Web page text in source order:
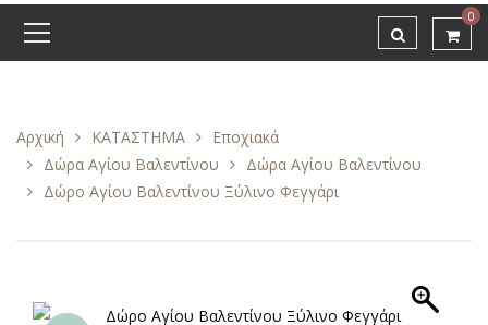
0
Αρχική ΚΑΤΑΣΤΗΜΑ
Εποχιακά
Δώρα Αγίου Βαλεντίνου
Δώρα Αγίου Βαλεντίνου
Δώρο Αγίου Βαλεντίνου Ξύλινο Φεγγάρι